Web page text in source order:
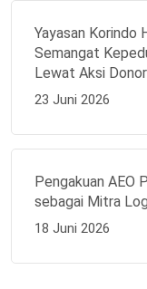
Yayasan Korindo
Semangat
Lewat Aksi
23 Juni 2026
Pengakuan AEO
sebagai Mitra
18 Juni 2026